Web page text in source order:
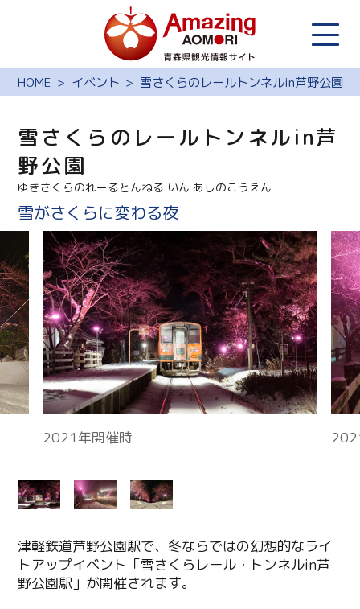
HOME イベント 雪さくらのレールトンネルin芦野公園
雪さくらのレールトンネルin芦
野公園
ゆきさくらのれーるとんねる いん あしのこうえん
雪がさくらに変わる夜
津軽鉄道芦野公園駅で、冬ならではの幻想的なライ
トアップイベント「雪さくらレール・トンネルin芦
野公園駅」が開催されます。